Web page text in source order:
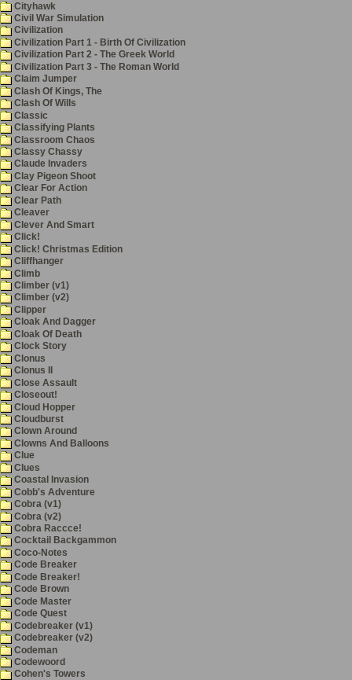
Cityhawk
Civil War Simulation
Civilization
Civilization Part 1 - Birth Of Civilization
Civilization Part 2 - The Greek World
Civilization Part 3 - The Roman World
Claim Jumper
Clash Of Kings, The
Clash Of Wills
Classic
Classifying Plants
Classroom Chaos
Classy Chassy
Claude Invaders
Clay Pigeon Shoot
Clear For Action
Clear Path
Cleaver
Clever And Smart
Click!
Click! Christmas Edition
Cliffhanger
Climb
Climber (v1)
Climber (v2)
Clipper
Cloak And Dagger
Cloak Of Death
Clock Story
Clonus
Clonus II
Close Assault
Closeout!
Cloud Hopper
Cloudburst
Clown Around
Clowns And Balloons
Clue
Clues
Coastal Invasion
Cobb's Adventure
Cobra (v1)
Cobra (v2)
Cobra Raccce!
Cocktail Backgammon
Coco-Notes
Code Breaker
Code Breaker!
Code Brown
Code Master
Code Quest
Codebreaker (v1)
Codebreaker (v2)
Codeman
Codewoord
Cohen's Towers